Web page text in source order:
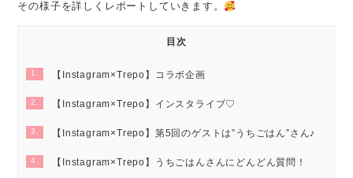
その様子を詳しくレポートしていきます。
目次
1. 【Instagram×Trepo】コラボ企画
2. 【Instagram×Trepo】インスタライブ♡
3. 【Instagram×Trepo】第5回のゲストは”うちごはん”さん♪
4. 【Instagram×Trepo】うちごはんさんにどんどん質問！